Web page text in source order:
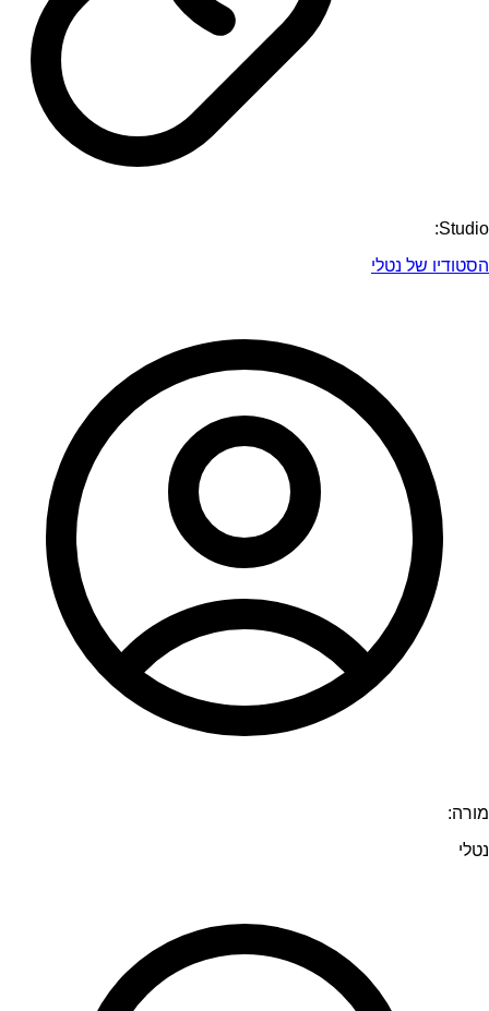
Studio:
הסטודיו של נטלי
מורה:
נטלי